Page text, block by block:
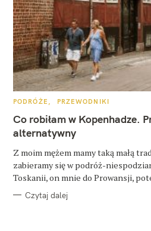
K
T
E
G
O
I
E
PODRÓŻE PRZEWODNIKI
Co robiłam w Kopenhadze.
alternatywny
Z moim mężem mamy taką małą
zabieramy się w podróż-
Toskanii, on mnie do Prowansji,
Czytaj dalej